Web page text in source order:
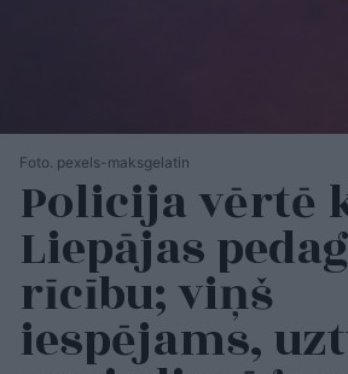
Foto. pexels-maksgelatin
Policija vērtē
Liepājas
rīcību; viņš
iespējams,